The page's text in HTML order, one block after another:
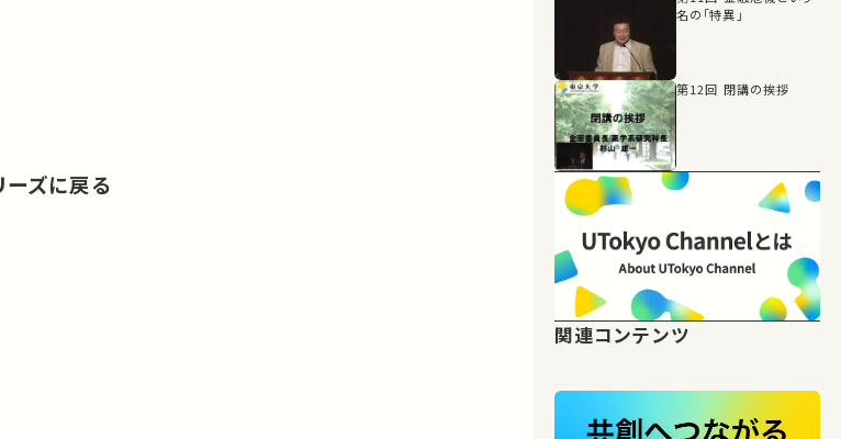
ーズに戻る
名の「特異」
第12回 閉講の挨拶
関連コンテンツ